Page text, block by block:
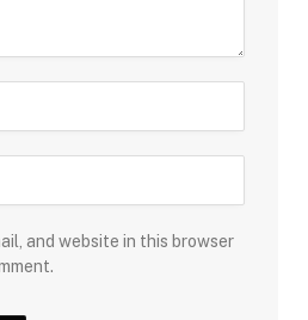
and website in this browser